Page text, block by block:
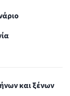
και ξένων